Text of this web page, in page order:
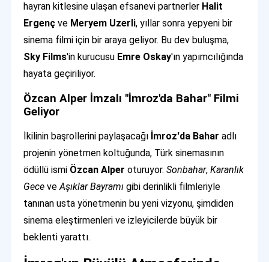
hayran kitlesine ulaşan efsanevi partnerler Halit
Ergenç ve Meryem Uzerli, yıllar sonra yepyeni bir
sinema filmi için bir araya geliyor. Bu dev buluşma,
Sky Films'in kurucusu Emre Oskay'ın yapımcılığında
hayata geçiriliyor.
Özcan Alper İmzalı "İmroz'da Bahar" Filmi
Geliyor
İkilinin başrollerini paylaşacağı İmroz'da Bahar adlı
projenin yönetmen koltuğunda, Türk sinemasının
ödüllü ismi Özcan Alper oturuyor.Sonbahar,Karanlık
Gece veAşıklar Bayramı gibi derinlikli filmleriyle
tanınan usta yönetmenin bu yeni vizyonu, şimdiden
sinema eleştirmenleri ve izleyicilerde büyük bir
beklenti yarattı.